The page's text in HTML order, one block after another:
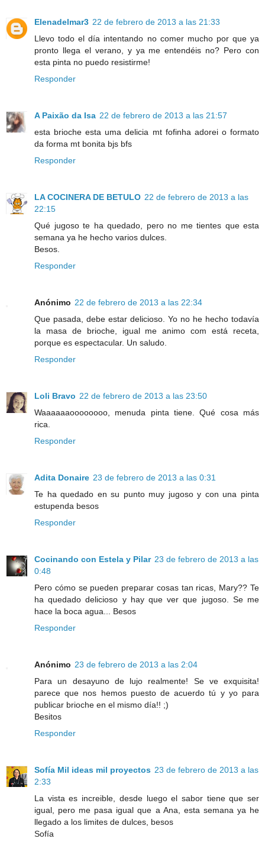
Elenadelmar3 22 de febrero de 2013 a las 21:33
Llevo todo el día intentando no comer mucho por que ya
pronto llega el verano, y ya me entendéis no? Pero con
esta pinta no puedo resistirme!
Responder
A Paixão da Isa 22 de febrero de 2013 a las 21:57
esta brioche esta uma delicia mt fofinha adorei o formato
da forma mt bonita bjs bfs
Responder
LA COCINERA DE BETULO 22 de febrero de 2013 a las
22:15
Qué jugoso te ha quedado, pero no me tientes que esta
semana ya he hecho varios dulces.
Besos.
Responder
Anónimo 22 de febrero de 2013 a las 22:34
Que pasada, debe estar delicioso. Yo no he hecho todavía
la masa de brioche, igual me animo com está receta,
porque es espectacular. Un saludo.
Responder
Loli Bravo 22 de febrero de 2013 a las 23:50
Waaaaaaoooooooo, menuda pinta tiene. Qué cosa más
rica.
Responder
Adita Donaire 23 de febrero de 2013 a las 0:31
Te ha quedado en su punto muy jugoso y con una pinta
estupenda besos
Responder
Cocinando con Estela y Pilar 23 de febrero de 2013 a las
0:48
Pero cómo se pueden preparar cosas tan ricas, Mary?? Te
ha quedado delicioso y hay que ver que jugoso. Se me
hace la boca agua... Besos
Responder
Anónimo 23 de febrero de 2013 a las 2:04
Para un desayuno de lujo realmente! Se ve exquisita!
parece que nos hemos puesto de acuerdo tú y yo para
publicar brioche en el mismo día!! ;)
Besitos
Responder
Sofía Mil ideas mil proyectos 23 de febrero de 2013 a las
2:33
La vista es increible, desde luego el sabor tiene que ser
igual, pero me pasa igual que a Ana, esta semana ya he
llegado a los limites de dulces, besos
Sofía